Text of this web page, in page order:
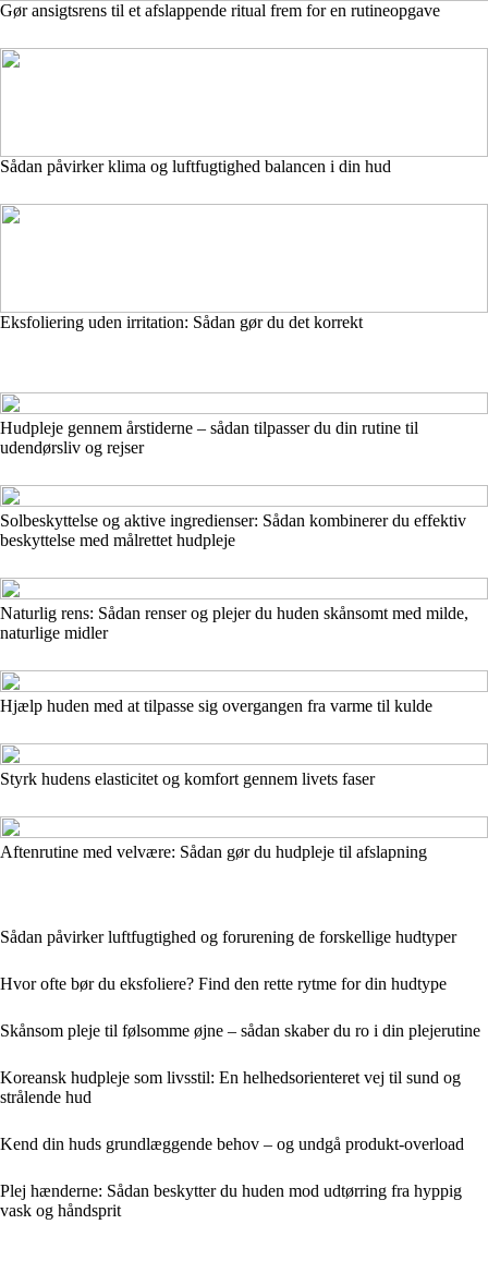
Gør ansigtsrens til et afslappende ritual frem for en rutineopgave
Sådan påvirker klima og luftfugtighed balancen i din hud
Eksfoliering uden irritation: Sådan gør du det korrekt
Hudpleje gennem årstiderne – sådan tilpasser du din rutine til
udendørsliv og rejser
Solbeskyttelse og aktive ingredienser: Sådan kombinerer du effektiv
beskyttelse med målrettet hudpleje
Naturlig rens: Sådan renser og plejer du huden skånsomt med milde,
naturlige midler
Hjælp huden med at tilpasse sig overgangen fra varme til kulde
Styrk hudens elasticitet og komfort gennem livets faser
Aftenrutine med velvære: Sådan gør du hudpleje til afslapning
Sådan påvirker luftfugtighed og forurening de forskellige hudtyper
Hvor ofte bør du eksfoliere? Find den rette rytme for din hudtype
Skånsom pleje til følsomme øjne – sådan skaber du ro i din plejerutine
Koreansk hudpleje som livsstil: En helhedsorienteret vej til sund og
strålende hud
Kend din huds grundlæggende behov – og undgå produkt-overload
Plej hænderne: Sådan beskytter du huden mod udtørring fra hyppig
vask og håndsprit